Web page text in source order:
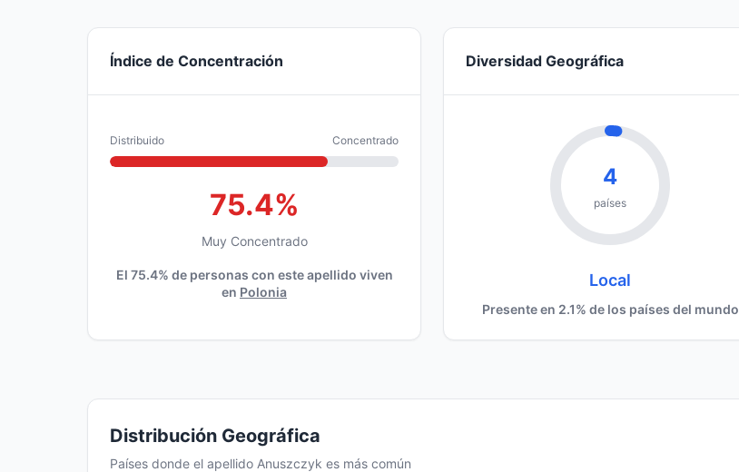
Índice de Concentración
Distribuido Concentrado
75.4%
Muy Concentrado
El 75.4% de personas con este apellido viven
en Polonia
Diversidad Geográfica
4
países
Local
Presente en 2.1% de los países del mundo
Distribución Geográfica
Países donde el apellido Anuszczyk es más común